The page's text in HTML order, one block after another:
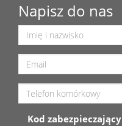
Napisz do nas
Kod zabezpieczający